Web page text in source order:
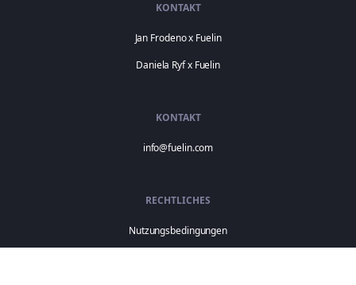
KONTAKT
Jan Frodeno x Fuelin
Daniela Ryf x Fuelin
KONTAKT
info@fuelin.com
RECHTLICHES
Nutzungsbedingungen